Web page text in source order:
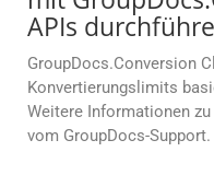
APIs
GroupDocs.Conversion
Konvertierungslimits
Weitere Informationen
vom GroupDocs-Support.